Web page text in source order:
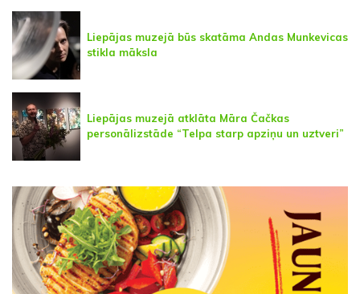
Liepājas muzejā būs skatāma Andas Munkevicas
stikla māksla
Liepājas muzejā atklāta Māra Čačkas
personālizstāde “Telpa starp apziņu un uztveri”